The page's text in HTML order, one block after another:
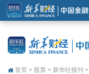
首页 > 股票 > 新华社报刊